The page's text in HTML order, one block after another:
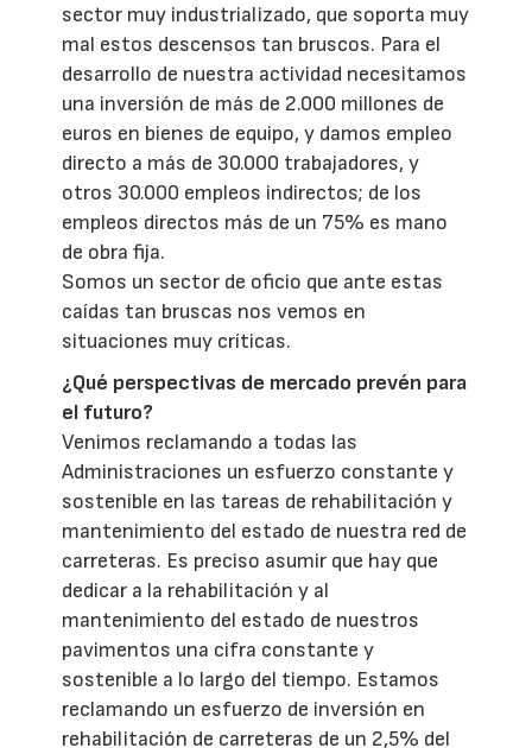
sector muy industrializado, que soporta muy
mal estos descensos tan bruscos. Para el
desarrollo de nuestra actividad necesitamos
una inversión de más de 2.000 millones de
euros en bienes de equipo, y damos empleo
directo a más de 30.000 trabajadores, y
otros 30.000 empleos indirectos; de los
empleos directos más de un 75% es mano
de obra fija.
Somos un sector de oficio que ante estas
caídas tan bruscas nos vemos en
situaciones muy críticas.
¿Qué perspectivas de mercado prevén para
el futuro?
Venimos reclamando a todas las
Administraciones un esfuerzo constante y
sostenible en las tareas de rehabilitación y
mantenimiento del estado de nuestra red de
carreteras. Es preciso asumir que hay que
dedicar a la rehabilitación y al
mantenimiento del estado de nuestros
pavimentos una cifra constante y
sostenible a lo largo del tiempo. Estamos
reclamando un esfuerzo de inversión en
rehabilitación de carreteras de un 2,5% del